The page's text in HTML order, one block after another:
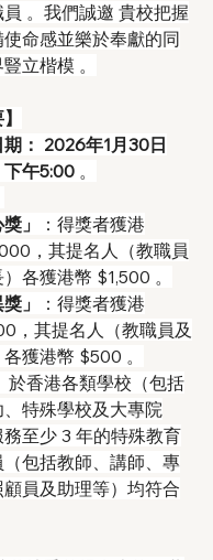
。我們誠邀 貴校把握
命感並樂於奉獻的同
立楷模 。
： 2026年1月30日
下午5:00 。
」
：得獎者獲港
，其提名人（教職員
各獲港幣 $1,500 。
」
：得獎者獲港
，其提名人（教職員及
獲港幣 $500 。
於香港各類學校（包括
特殊學校及大專院
至少 3 年的特殊教育
包括教師、講師、專
員及助理等）均符合